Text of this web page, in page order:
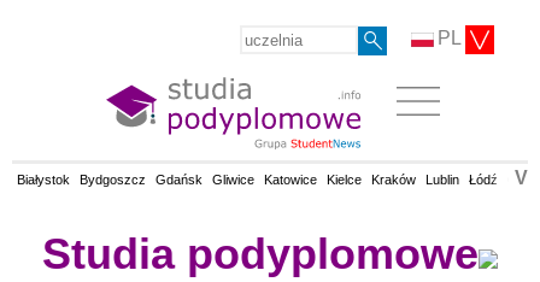
PL
Białystok Bydgoszcz Gdańsk Gliwice Katowice Kielce Kraków Lublin Łódź V
Studia podyplomowe